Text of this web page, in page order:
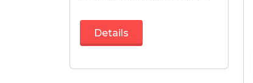
Details